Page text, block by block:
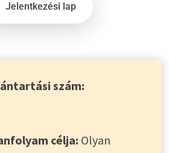
Jelentkezési lap
szám:
célja: Olyan